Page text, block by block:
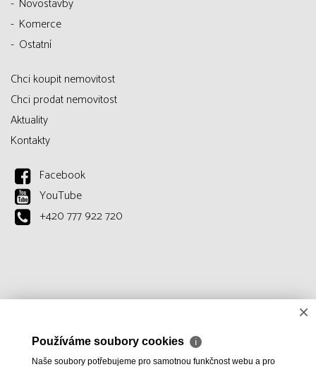
Novostavby
Komerce
Ostatní
Chci koupit nemovitost
Chci prodat nemovitost
Aktuality
Kontakty
Facebook
YouTube
+420 777 922 720
×
Používáme soubory cookies ℹ
Naše soubory potřebujeme pro samotnou funkčnost webu a pro